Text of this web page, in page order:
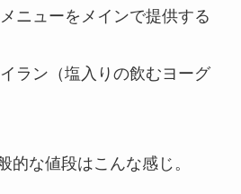
ニューをメインで提供する
ラン（塩入りの飲むヨーグ
的な値段はこんな感じ。